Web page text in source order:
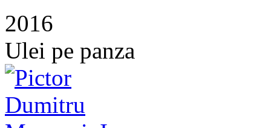
2016
Ulei pe panza